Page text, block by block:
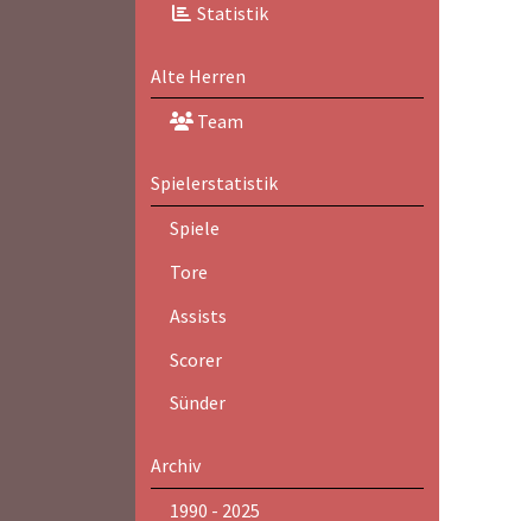
Statistik
Alte Herren
Team
Spielerstatistik
Spiele
Tore
Assists
Scorer
Sünder
Archiv
1990 - 2025